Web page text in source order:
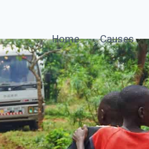
Home Causes